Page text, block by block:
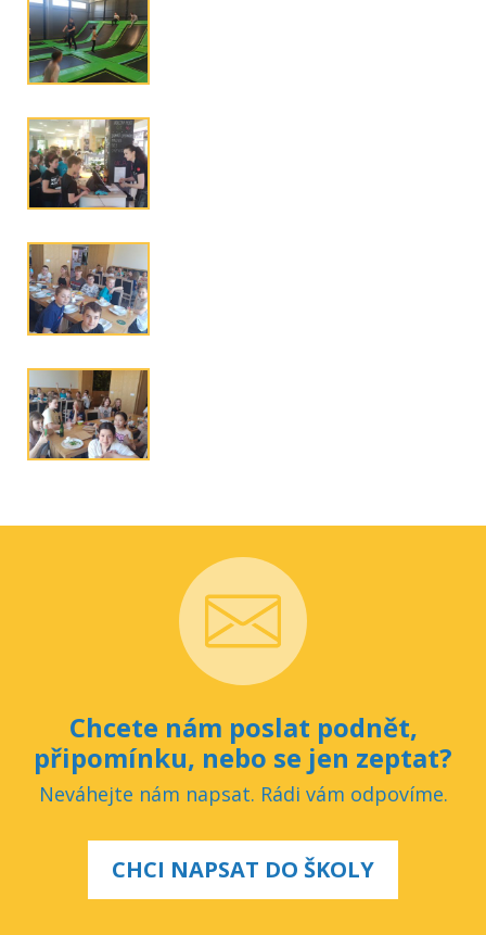
Chcete nám poslat podnět,
připomínku, nebo se jen zeptat?
Neváhejte nám napsat. Rádi vám odpovíme.
CHCI NAPSAT DO ŠKOLY